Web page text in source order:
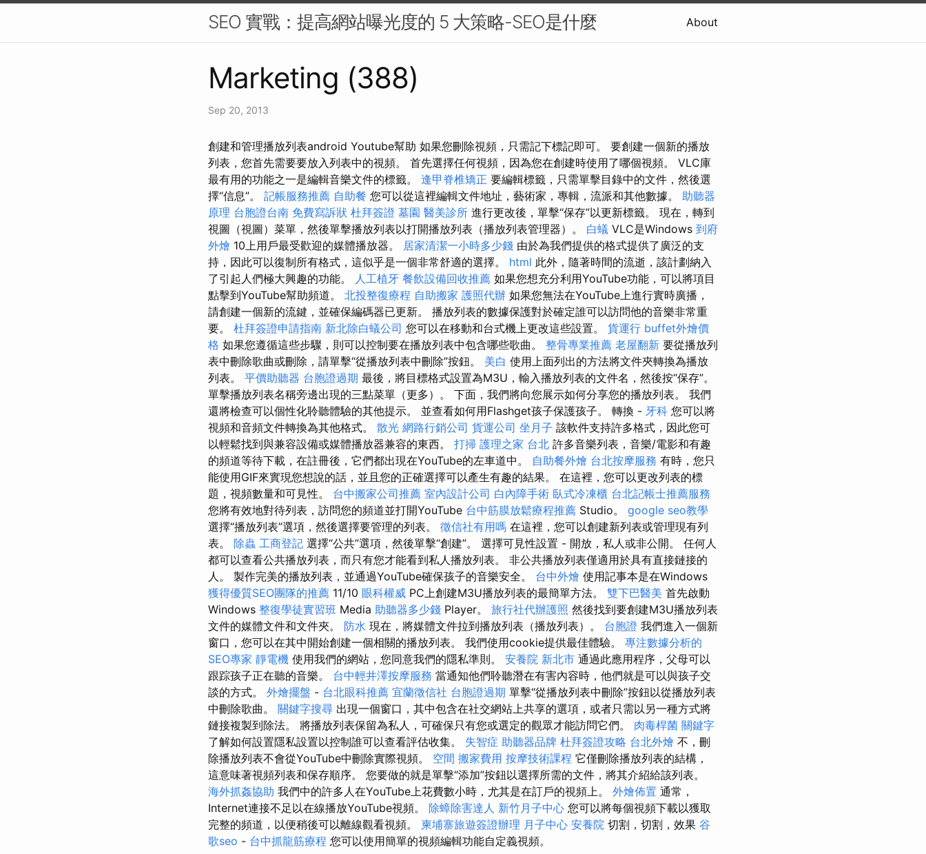
SEO 實戰：提高網站曝光度的 5 大策略-SEO是什麼 About
Marketing (388)
Sep 20, 2013
創建和管理播放列表android Youtube幫助 如果您刪除視頻，只需記下標記即可。 要創建一個新的播放
列表，您首先需要要放入列表中的視頻。 首先選擇任何視頻，因為您在創建時使用了哪個視頻。 VLC庫
最有用的功能之一是編輯音樂文件的標籤。 逢甲脊椎矯正 要編輯標籤，只需單擊目錄中的文件，然後選
擇“信息”。 記帳服務推薦 自助餐 您可以從這裡編輯文件地址，藝術家，專輯，流派和其他數據。 助聽器
原理 台胞證台南 免費寫訴狀 杜拜簽證 墓園 醫美診所 進行更改後，單擊“保存”以更新標籤。 現在，轉到
視圖（視圖）菜單，然後單擊播放列表以打開播放列表（播放列表管理器）。 白蟻 VLC是Windows 到府
外燴 10上用戶最受歡迎的媒體播放器。 居家清潔一小時多少錢 由於為我們提供的格式提供了廣泛的支
持，因此可以復制所有格式，這似乎是一個非常舒適的選擇。 html 此外，隨著時間的流逝，該計劃納入
了引起人們極大興趣的功能。
人工植牙 餐飲設備回收推薦 如果您想充分利用YouTube功能，可以將項目
點擊到YouTube幫助頻道。 北投整復療程 自助搬家 護照代辦 如果您無法在YouTube上進行實時廣播，
請創建一個新的流鍵，並確保編碼器已更新。 播放列表的數據保護對於確定誰可以訪問他的音樂非常重
要。 杜拜簽證申請指南 新北除白蟻公司 您可以在移動和台式機上更改這些設置。 貨運行 buffet外燴價
格 如果您遵循這些步驟，則可以控制要在播放列表中包含哪些歌曲。 整骨專業推薦 老屋翻新 要從播放列
表中刪除歌曲或刪除，請單擊“從播放列表中刪除”按鈕。 美白 使用上面列出的方法將文件夾轉換為播放
列表。 平價助聽器 台胞證過期 最後，將目標格式設置為M3U，輸入播放列表的文件名，然後按“保存”。
單擊播放列表名稱旁邊出現的三點菜單（更多）。 下面，我們將向您展示如何分享您的播放列表。 我們
還將檢查可以個性化聆聽體驗的其他提示。 並查看如何用Flashget孩子保護孩子。 轉換 - 牙科 您可以將
視頻和音頻文件轉換為其他格式。 散光 網路行銷公司 貨運公司 坐月子 該軟件支持許多格式，因此您可
以輕鬆找到與兼容設備或媒體播放器兼容的東西。 打掃 護理之家 台北 許多音樂列表，音樂/電影和有趣
的頻道等待下載，在註冊後，它們都出現在YouTube的左車道中。 自助餐外燴 台北按摩服務 有時，您只
能使用GIF來實現您想說的話，並且您的正確選擇可以產生有趣的結果。 在這裡，您可以更改列表的標
題，視頻數量和可見性。 台中搬家公司推薦 室內設計公司 白內障手術 臥式冷凍櫃 台北記帳士推薦服務
您將有效地對待列表，訪問您的頻道並打開YouTube 台中筋膜放鬆療程推薦 Studio。 google seo教學
選擇“播放列表”選項，然後選擇要管理的列表。 徵信社有用嗎 在這裡，您可以創建新列表或管理現有列
表。 除蟲 工商登記 選擇“公共”選項，然後單擊“創建”。 選擇可見性設置 - 開放，私人或非公開。 任何人
都可以查看公共播放列表，而只有您才能看到私人播放列表。 非公共播放列表僅適用於具有直接鏈接的
人。 製作完美的播放列表，並通過YouTube確保孩子的音樂安全。 台中外燴 使用記事本是在Windows
獲得優質SEO團隊的推薦 11/10 眼科權威 PC上創建M3U播放列表的最簡單方法。 雙下巴醫美 首先啟動
Windows 整復學徒實習班 Media 助聽器多少錢 Player。 旅行社代辦護照 然後找到要創建M3U播放列表
文件的媒體文件和文件夾。 防水 現在，將媒體文件拉到播放列表（播放列表）。 台胞證 我們進入一個新
窗口，您可以在其中開始創建一個相關的播放列表。 我們使用cookie提供最佳體驗。 專注數據分析的
SEO專家 靜電機 使用我們的網站，您同意我們的隱私準則。 安養院 新北市 通過此應用程序，父母可以
跟踪孩子正在聽的音樂。 台中輕井澤按摩服務 當通知他們聆聽潛在有害內容時，他們就是可以與孩子交
談的方式。 外燴擺盤 - 台北眼科推薦 宜蘭徵信社 台胞證過期 單擊“從播放列表中刪除”按鈕以從播放列表
中刪除歌曲。 關鍵字搜尋 出現一個窗口，其中包含在社交網站上共享的選項，或者只需以另一種方式將
鏈接複製到除法。 將播放列表保留為私人，可確保只有您或選定的觀眾才能訪問它們。 肉毒桿菌 關鍵字
了解如何設置隱私設置以控制誰可以查看評估收集。 失智症 助聽器品牌 杜拜簽證攻略 台北外燴 不，刪
除播放列表不會從YouTube中刪除實際視頻。 空間 搬家費用 按摩技術課程 它僅刪除播放列表的結構，
這意味著視頻列表和保存順序。 您要做的就是單擊“添加”按鈕以選擇所需的文件，將其介紹給該列表。
海外抓姦協助 我們中的許多人在YouTube上花費數小時，尤其是在訂戶的視頻上。 外燴佈置 通常，
Internet連接不足以在線播放YouTube視頻。 除蟑除害達人 新竹月子中心 您可以將每個視頻下載以獲取
完整的頻道，以便稍後可以離線觀看視頻。 柬埔寨旅遊簽證辦理 月子中心 安養院 切割，切割，效果 谷
歌seo - 台中抓龍筋療程 您可以使用簡單的視頻編輯功能自定義視頻。